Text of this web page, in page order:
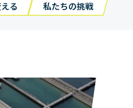
る 私たちの挑戦